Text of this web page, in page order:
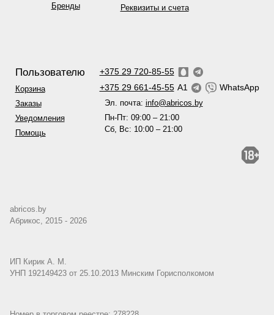
Бренды
Реквизиты и счета
Пользователю
Корзина
Заказы
Уведомления
Помощь
+375 29 720-85-55
+375 29 661-45-55 A1 WhatsApp
Эл. почта: info@abricos.by
Пн-Пт: 09:00 – 21:00
Сб, Вс: 10:00 – 21:00
abricos.by
Абрикос, 2015 - 2026
ИП Кирик А. М.
УНП 192149423 от 25.10.2013 Минским Горисполкомом